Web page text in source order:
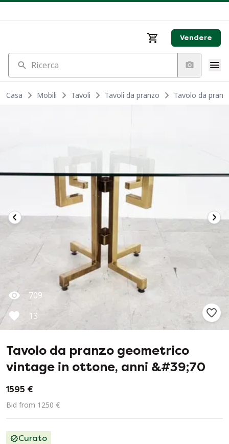
Vendere
Ricerca
Casa Mobili Tavoli Tavoli da pranzo Tavolo da
709
13
Tavolo da pranzo geometrico
vintage in ottone, anni &#39;70
1595 €
Bid from 1250 €
Curato